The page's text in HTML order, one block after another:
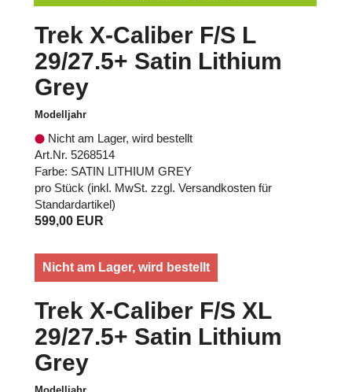
Trek X-Caliber F/S L
29/27.5+ Satin Lithium
Grey
Modelljahr
Nicht am Lager, wird bestellt
Art.Nr. 5268514
Farbe: SATIN LITHIUM GREY
pro Stück (inkl. MwSt. zzgl. Versandkosten für
Standardartikel)
599,00 EUR
Nicht am Lager, wird bestellt
Trek X-Caliber F/S XL
29/27.5+ Satin Lithium
Grey